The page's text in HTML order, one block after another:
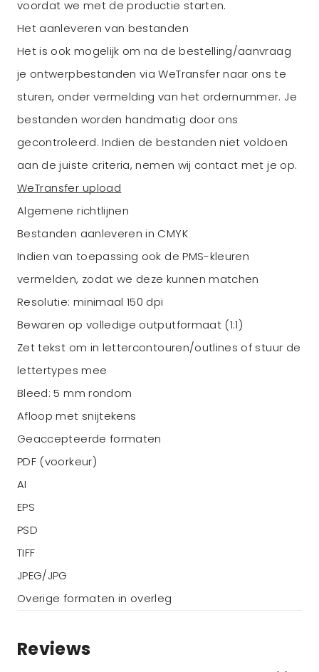
voordat we met de productie starten.
Het aanleveren van bestanden
Het is ook mogelijk om na de bestelling/aanvraag
je ontwerpbestanden via WeTransfer naar ons te
sturen, onder vermelding van het ordernummer. Je
bestanden worden handmatig door ons
gecontroleerd. Indien de bestanden niet voldoen
aan de juiste criteria, nemen wij contact met je op.
WeTransfer upload
Algemene richtlijnen
Bestanden aanleveren in CMYK
Indien van toepassing ook de PMS-kleuren
vermelden, zodat we deze kunnen matchen
Resolutie: minimaal 150 dpi
Bewaren op volledige outputformaat (1:1)
Zet tekst om in lettercontouren/outlines of stuur de
lettertypes mee
Bleed: 5 mm rondom
Afloop met snijtekens
Geaccepteerde formaten
PDF (voorkeur)
AI
EPS
PSD
TIFF
JPEG/JPG
Overige formaten in overleg
Reviews